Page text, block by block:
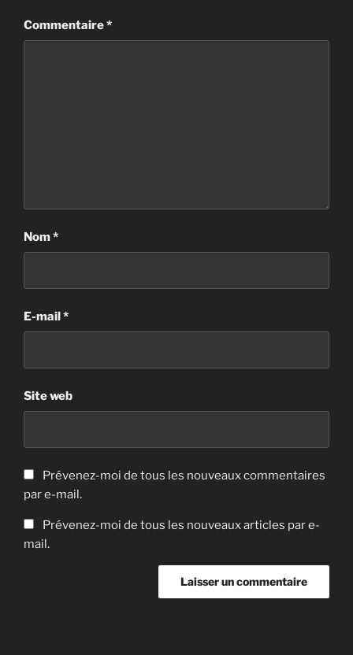
Commentaire*
Nom*
E-mail*
Site web
Prévenez-moi de tous les nouveaux commentaires
par e-mail.
Prévenez-moi de tous les nouveaux articles par e-
mail.